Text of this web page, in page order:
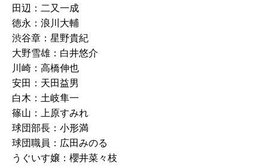
田辺：二又一成
徳永：浪川大輔
渋谷章：星野貴紀
大野雪雄：白井悠介
川崎：高橋伸也
安田：天田益男
白木：土岐隼一
篠山：上原すみれ
球団部長：小形満
球団職員：広田みのる
うぐいす嬢：櫻井菜々枝